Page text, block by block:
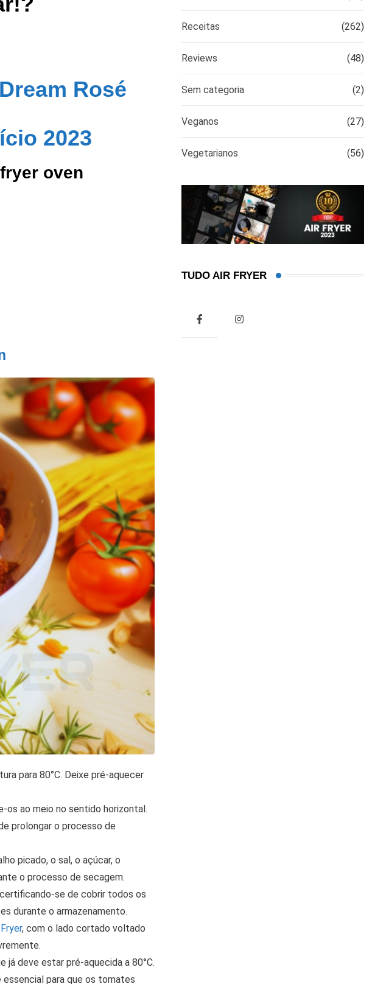
Rosé
2023
oven
para 80°C. Deixe pré-aquecer
ao meio no sentido horizontal.
prolongar o processo de
picado, o sal, o açúcar, o
o processo de secagem.
se de cobrir todos os
durante o armazenamento.
, com o lado cortado voltado
já deve estar pré-aquecida a 80°C.
para que os tomates
Receitas (262)
Reviews (48)
Sem categoria (2)
Veganos (27)
Vegetarianos (56)
TUDO AIR FRYER